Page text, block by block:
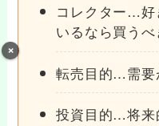
コレクター…好
いるなら買うべ
転売目的…需要
投資目的…将来